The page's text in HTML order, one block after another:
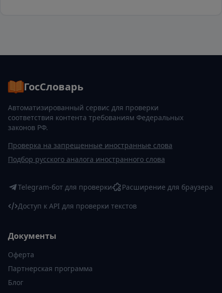
ГосСловарь
Автоматизированный сервис для проверки
соответствия контента требованиям Федеральных
законов РФ.
Проверка на запрещенные иностранные слова
Подбор русского аналога иностранного слова
Telegram-бот для проверки
Расширение для браузера
Доступ к API для проверки текстов
Документы
Оферта
Партнерская программа
Блог